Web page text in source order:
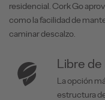
residencial. Cork Go
como la facilidad de
caminar descalzo.
Libre de
La opción
estructura